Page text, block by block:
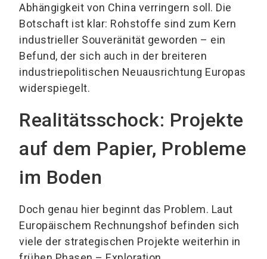
Abhängigkeit von China verringern soll. Die
Botschaft ist klar: Rohstoffe sind zum Kern
industrieller Souveränität geworden – ein
Befund, der sich auch in der breiteren
industriepolitischen Neuausrichtung Europas
widerspiegelt.
Realitätsschock: Projekte
auf dem Papier, Probleme
im Boden
Doch genau hier beginnt das Problem. Laut
Europäischem Rechnungshof befinden sich
viele der strategischen Projekte weiterhin in